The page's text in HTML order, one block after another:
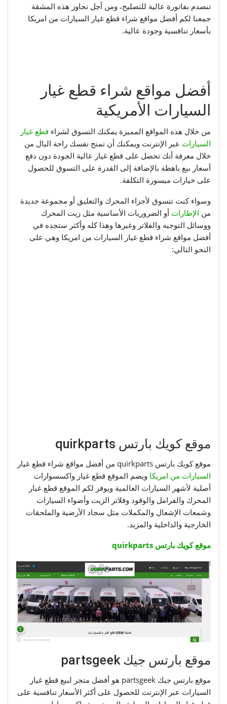
تنصدم بفاتورة عالية للتصليح، ومن أجل تجاوز هذه المشقة
جمعنا لكم أفضل مواقع شراء قطع غيار السيارات من امريكا
بأسعار تنافسية وجودة عالية.
أفضل مواقع شراء قطع غيار
السيارات الأمريكية
من خلال هذه المواقع المميزة يمكنك التسوق لشراء قطع غيار
السيارات عبر الإنترنت ويمكنك أن تمنح نفسك راحة البال من
خلال معرفة أنك تحصل على قطع غيار عالية الجودة دون دفع
أسعار بيع باهظة بالإضافة إلى القدرة على التسوق للحصول
على خيارات ميسورة التكلفة.
وسواء كنت تتسوق لأجزاء المحرك والتعليق أو مجموعة جديدة
من الإطارات أو الضروريات الأساسية مثل زيت المحرك
ووسائل التوجيه والفلاتر وغيرها وهذا كله وأكثر ستجده في
أفضل مواقع شراء قطع غيار السيارات من امريكا وهي على
النحو التالي:
موقع كويك بارتس quirkparts
موقع كويك بارتس quirkparts من أفضل مواقع شراء قطع غيار
السيارات من امريكا ويضم الموقع قطع غيار واكسسوارات
أصلية لأشهر السيارات العالمية ويوفر لكم الموقع قطع غيار
المحرك والفرامل والوقود وفلاتر الزيت وأضواء السيارات
وشمعات الإشعال والمكملات مثل سجاد الأرضية والملحقات
الخارجية والداخلية والمزيد.
موقع كويك بارتس quirkparts
موقع بارتس جيك partsgeek
موقع بارتس جيك partsgeek هو أفضل متجر لبيع قطع غيار
السيارات عبر الإنترنت للحصول على أكثر الأسعار تنافسية على